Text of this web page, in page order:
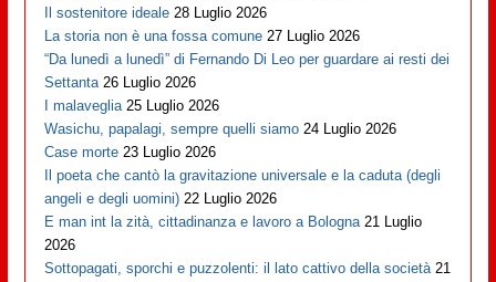
Il sostenitore ideale 28 Luglio 2026
La storia non è una fossa comune 27 Luglio 2026
“Da lunedì a lunedì” di Fernando Di Leo per guardare ai resti dei
Settanta 26 Luglio 2026
I malaveglia 25 Luglio 2026
Wasichu, papalagi, sempre quelli siamo 24 Luglio 2026
Case morte 23 Luglio 2026
Il poeta che cantò la gravitazione universale e la caduta (degli
angeli e degli uomini) 22 Luglio 2026
E man int la zità, cittadinanza e lavoro a Bologna 21 Luglio
2026
Sottopagati, sporchi e puzzolenti: il lato cattivo della società 21